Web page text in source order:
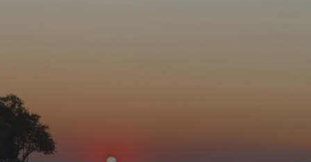
CATEGORIES
Keine Kategorien